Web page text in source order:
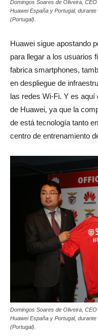
Domingos Soares de Oliveira,
Huawei España y Portugal,
(Portugal).
Huawei sigue apostando
para llegar a los usuarios
fabrica smartphones,
en despliegue de
las redes Wi-Fi. Y es
de Huawei, ya que la
de está tecnología tanto
centro de entrenamiento
Domingos Soares de Oliveira,
Huawei España y Portugal,
(Portugal).